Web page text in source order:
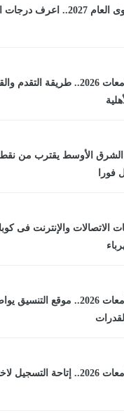
تنسيق الجامعات 2026.. طريقة
الأوسط يقترب من
فورا
الاتصالات والإنترنت فى
تنسيق الجامعات 2026.. موقع